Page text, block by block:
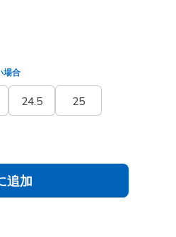
場合
24.5 25
追加